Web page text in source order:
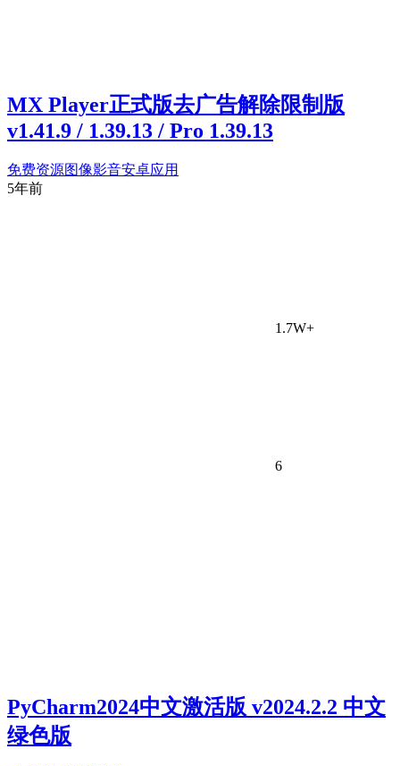
MX Player正式版去广告解除限制版
v1.41.9 / 1.39.13 / Pro 1.39.13
免费资源图像影音安卓应用
5年前
1.7W+
6
PyCharm2024中文激活版 v2024.2.2 中文
绿色版